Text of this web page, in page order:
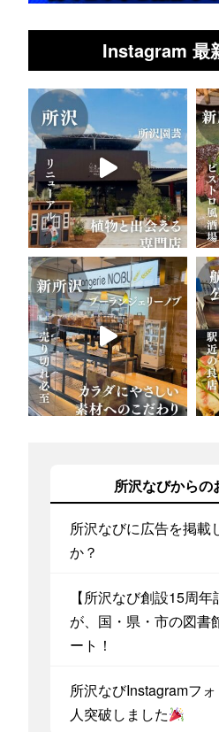
Instagram 最
所沢なびからの
所沢なびに広告を掲載
か？
【所沢なび創設15周年
が、国・県・市の図書
ート！
所沢なびInstagramフ
人突破しました